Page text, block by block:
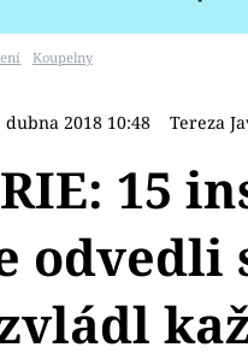
Koupelny
dubna 2018 10:48 Tereza
15
odvedli